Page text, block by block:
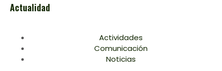
Actualidad
Actividades
Comunicación
Noticias